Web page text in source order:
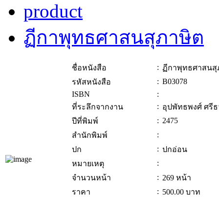
product
ฏีกาพุทธศาสนสุภาษิต
ชื่อหนังสือ : ฏีกาพุทธศาสนสุ
รหัสหนังสือ
: B03078
ISBN
:
ที่ระลึกจากงาน
: อุปพัทธพงศ์ ศรี
ปีที่พิมพ์
: 2475
สำนักพิมพ์
:
ปก
: ปกอ่อน
หมายเหตุ
:
จำนวนหน้า
: 269 หน้า
ราคา
: 500.00 บาท